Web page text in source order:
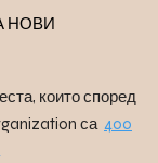
НОВИ
които според
са 400